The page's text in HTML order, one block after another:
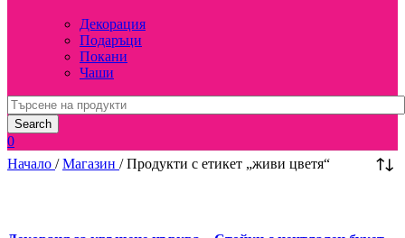
Декорация
Подаръци
Покани
Чаши
Search
0
Начало / Магазин / Продукти с етикет „живи цветя“